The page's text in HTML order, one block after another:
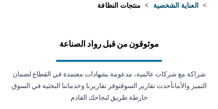
> العناية الشخصية > منتجات النظافة
موثوقون من قبل رواد الصناعة
شراكة مع شركات عالمية، مدعومة بشهادات معتمدة في القطاع لضمان
التميز والأمانأحدث تقارير السوقتوفر تقاريرنا وخدماتنا البحثية في السوق
خارطة طريق لنجاحك القادم